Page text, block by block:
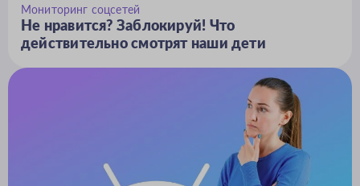
Мониторинг соцсетей
Не нравится? Заблокируй! Что
действительно смотрят наши дети